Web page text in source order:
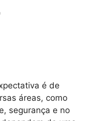
é de
áreas, como
segurança e no